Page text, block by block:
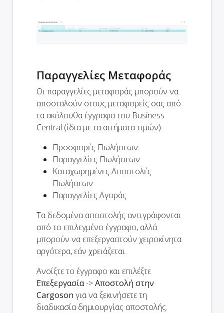
Παραγγελίες Μεταφοράς
Οι παραγγελίες μεταφοράς μπορούν να
αποσταλούν στους μεταφορείς σας από
τα ακόλουθα έγγραφα του Business
Central (ίδια με τα αιτήματα τιμών):
Προσφορές Πωλήσεων
Παραγγελίες Πωλήσεων
Καταχωρημένες Αποστολές
Πωλήσεων
Παραγγελίες Αγοράς
Τα δεδομένα αποστολής αντιγράφονται
από το επιλεγμένο έγγραφο, αλλά
μπορούν να επεξεργαστούν χειροκίνητα
αργότερα, εάν χρειάζεται.
Ανοίξτε το έγγραφο και επιλέξτε
Επεξεργασία->Αποστολή στην
Cargoson για να ξεκινήσετε τη
διαδικασία δημιουργίας αποστολής.